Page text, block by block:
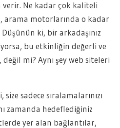
Ne kadar çok kaliteli
arama motorlarında o kadar
Düşünün ki, bir arkadaşınız
bu etkinliğin değerli ve
değil mi? Aynı şey web siteleri
sadece sıralamalarınızı
zamanda hedeflediğiniz
yer alan bağlantılar,